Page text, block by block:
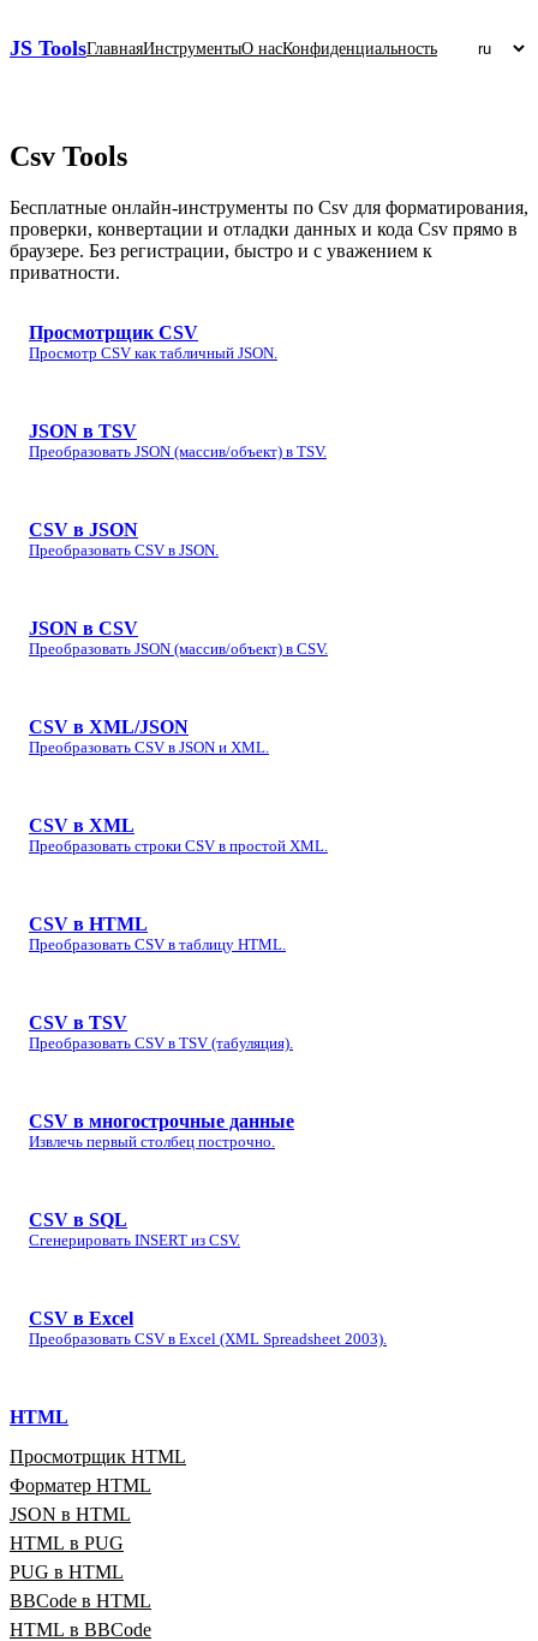
JS ToolsГлавнаяИнструментыО насКонфиденциальность
Csv Tools
Бесплатные онлайн‑инструменты по Csv для форматирования,
проверки, конвертации и отладки данных и кода Csv прямо в
браузере. Без регистрации, быстро и с уважением к
приватности.
Просмотрщик CSV
Просмотр CSV как табличный JSON.
JSON в TSV
Преобразовать JSON (массив/объект) в TSV.
CSV в JSON
Преобразовать CSV в JSON.
JSON в CSV
Преобразовать JSON (массив/объект) в CSV.
CSV в XML/JSON
Преобразовать CSV в JSON и XML.
CSV в XML
Преобразовать строки CSV в простой XML.
CSV в HTML
Преобразовать CSV в таблицу HTML.
CSV в TSV
Преобразовать CSV в TSV (табуляция).
CSV в многострочные данные
Извлечь первый столбец построчно.
CSV в SQL
Сгенерировать INSERT из CSV.
CSV в Excel
Преобразовать CSV в Excel (XML Spreadsheet 2003).
HTML
Просмотрщик HTML
Форматер HTML
JSON в HTML
HTML в PUG
PUG в HTML
BBCode в HTML
HTML в BBCode